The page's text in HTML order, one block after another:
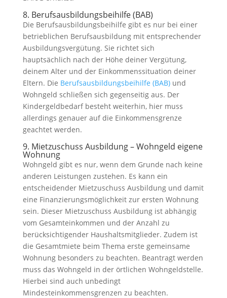
8. Berufsausbildungsbeihilfe (BAB)
Die Berufsausbildungsbeihilfe gibt es nur bei einer
betrieblichen Berufsausbildung mit entsprechender
Ausbildungsvergütung. Sie richtet sich
hauptsächlich nach der Höhe deiner Vergütung,
deinem Alter und der Einkommenssituation deiner
Eltern. Die Berufsausbildungsbeihilfe (BAB)und
Wohngeld schließen sich gegenseitig aus. Der
Kindergeldbedarf besteht weiterhin, hier muss
allerdings genauer auf die Einkommensgrenze
geachtet werden.
9. Mietzuschuss Ausbildung – Wohngeld eigene
Wohnung
Wohngeld gibt es nur, wenn dem Grunde nach keine
anderen Leistungen zustehen. Es kann ein
entscheidender Mietzuschuss Ausbildung und damit
eine Finanzierungsmöglichkeit zur ersten Wohnung
sein. Dieser Mietzuschuss Ausbildung ist abhängig
vom Gesamteinkommen und der Anzahl zu
berücksichtigender Haushaltsmitglieder. Zudem ist
die Gesamtmiete beim Thema erste gemeinsame
Wohnung besonders zu beachten. Beantragt werden
muss das Wohngeld in der örtlichen Wohngeldstelle.
Hierbei sind auch unbedingt
Mindesteinkommensgrenzen zu beachten.